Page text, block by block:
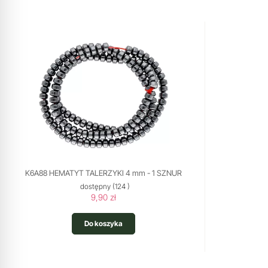
K6A88 HEMATYT TALERZYKI 4 mm - 1 SZNUR
dostępny (124 )
9,90 zł
Do koszyka